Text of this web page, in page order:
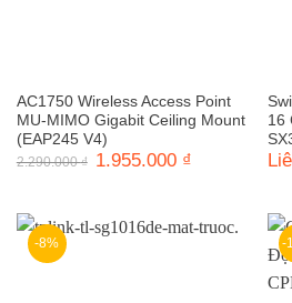
AC1750 Wireless Access Point
MU-MIMO Gigabit Ceiling Mount
(EAP245 V4)
2.290.000₫ Giá
1.955.000 ₫
1.955.000 ₫.
16
-8% -